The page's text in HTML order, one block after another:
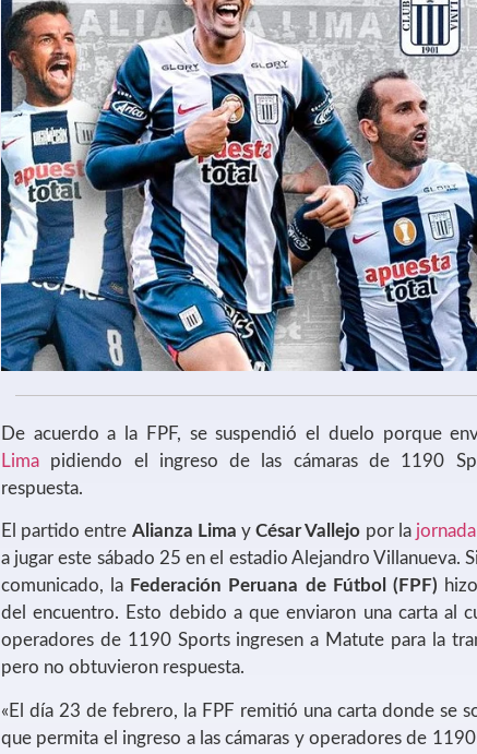
De acuerdo a la FPF, se suspendió el duelo porque
Lima pidiendo el ingreso de las cámaras de 1190
respuesta.
El partido entre Alianza Lima yCésar Vallejo por la
a jugar este sábado 25 en el estadio Alejandro Villanueva.
comunicado, la Federación Peruana de Fútbol (FPF)
del encuentro. Esto debido a que enviaron una carta al
operadores de 1190 Sports ingresen a Matute para la
pero no obtuvieron respuesta.
«El día 23 de febrero, la FPF remitió una carta donde se
que permita el ingreso a las cámaras y operadores de